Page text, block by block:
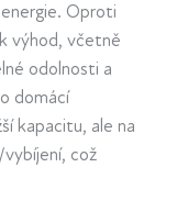
Oproti
výhod, včetně
odolnosti a
domácí
kapacitu, ale na
vybíjení, což